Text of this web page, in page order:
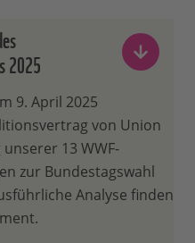
2025
9. April 2025
von Union
13 WWF-
zur Bundestagswahl
Analyse finden